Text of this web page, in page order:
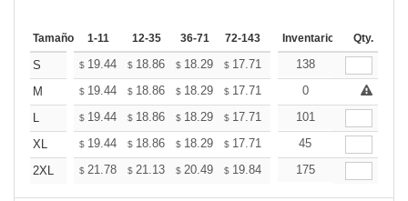
Tamaño 1-11 12-35 36-71 72-143 144-287 288 +
Inventario Qty.
S $ 19.44 $ 18.86 $ 18.29 $ 17.71 17.14
138
M
$ 19.44 $ 18.86 $ 18.29 $ 17.71 17.14
0
L
$ 19.44 $ 18.86 $ 18.29 $ 17.71 17.14
101
XL
$ 19.44 $ 18.86 $ 18.29 $ 17.71 17.14
45
2XL
$ 21.78 $ 21.13 $ 20.49 $ 19.84 19.19
175